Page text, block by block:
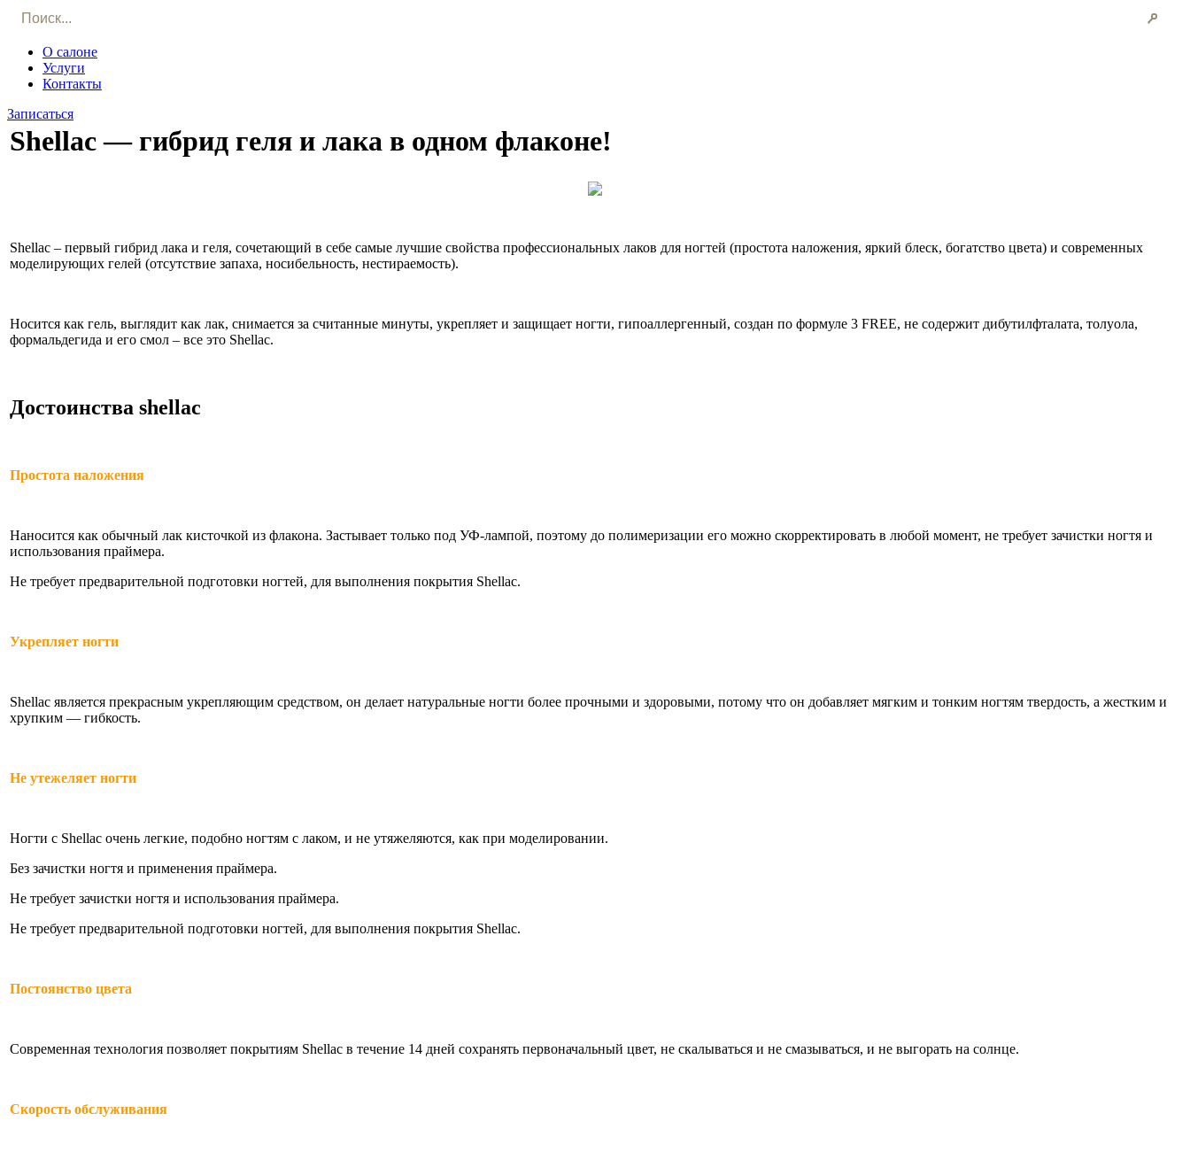
О салоне
Услуги
Контакты
Записаться
Shellac — гибрид геля и лака в одном флаконе!
Shellac – первый гибрид лака и геля, сочетающий в себе самые лучшие свойства профессиональных лаков для ногтей (простота наложения, яркий блеск, богатство цвета) и современных
моделирующих гелей (отсутствие запаха, носибельность, нестираемость).
Носится как гель, выглядит как лак, снимается за считанные минуты, укрепляет и защищает ногти, гипоаллергенный, создан по формуле 3 FREE, не содержит дибутилфталата, толуола,
формальдегида и его смол – все это Shellac.
Достоинства shellac
Простота наложения
Наносится как обычный лак кисточкой из флакона. Застывает только под УФ-лампой, поэтому до полимеризации его можно скорректировать в любой момент, не требует зачистки ногтя и
использования праймера.
Не требует предварительной подготовки ногтей, для выполнения покрытия Shellac.
Укрепляет ногти
Shellac является прекрасным укрепляющим средством, он делает натуральные ногти более прочными и здоровыми, потому что он добавляет мягким и тонким ногтям твердость, а жестким и
хрупким — гибкость.
Не утежеляет ногти
Ногти с Shellac очень легкие, подобно ногтям с лаком, и не утяжеляются, как при моделировании.
Без зачистки ногтя и применения праймера.
Не требует зачистки ногтя и использования праймера.
Не требует предварительной подготовки ногтей, для выполнения покрытия Shellac.
Постоянство цвета
Современная технология позволяет покрытиям Shellac в течение 14 дней сохранять первоначальный цвет, не скалываться и не смазываться, и не выгорать на солнце.
Скорость обслуживания